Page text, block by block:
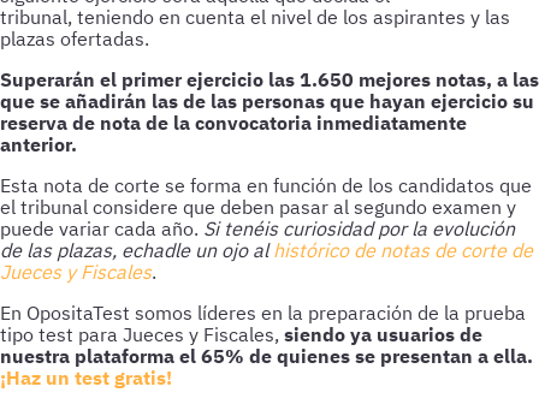
tribunal, teniendo en cuenta el nivel de los aspirantes y las
plazas ofertadas.
Superarán el primer ejercicio las 1.650 mejores notas, a las
que se añadirán las de las personas que hayan ejercicio su
reserva de nota de la convocatoria inmediatamente
anterior.
Esta nota de corte se forma en función de los candidatos que
el tribunal considere que deben pasar al segundo examen y
puede variar cada año. Si tenéis curiosidad por la evolución
de las plazas, echadle un ojo alhistórico de notas de corte de
Jueces y Fiscales.
En OpositaTest somos líderes en la preparación de la prueba
tipo test para Jueces y Fiscales, siendo ya usuarios de
nuestra plataforma el 65% de quienes se presentan a ella.
¡Haz un test gratis!